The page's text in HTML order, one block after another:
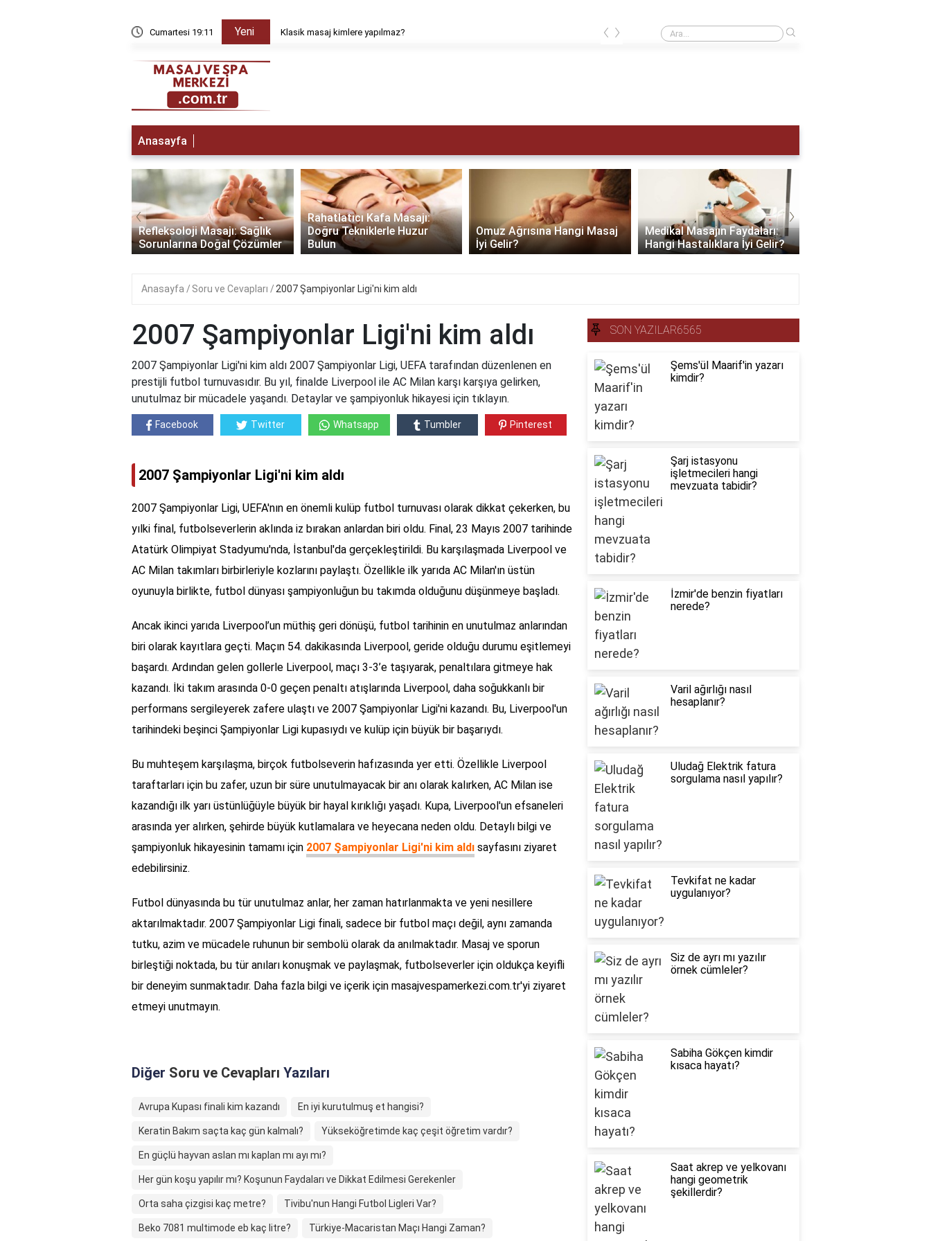
Cumartesi 19:11 Yeni Klasik masaj kimlere yapılmaz? Adet hemen nasıl sökülür?
‹ ›
Anasayfa
Refleksoloji Masajı: Sağlık
Sorunlarına Doğal Çözümler
Rahatlatıcı Kafa Masajı:
Doğru Tekniklerle Huzur
Bulun
Omuz Ağrısına Hangi Masaj
İyi Gelir?
Medikal Masajın Faydaları:
Hangi Hastalıklara İyi Gelir?
‹ ›
Anasayfa Soru ve Cevapları 2007 Şampiyonlar Ligi'ni kim aldı
2007 Şampiyonlar Ligi'ni kim aldı
2007 Şampiyonlar Ligi'ni kim aldı 2007 Şampiyonlar Ligi, UEFA tarafından düzenlenen en
prestijli futbol turnuvasıdır. Bu yıl, finalde Liverpool ile AC Milan karşı karşıya gelirken,
unutulmaz bir mücadele yaşandı. Detaylar ve şampiyonluk hikayesi için tıklayın.
Facebook Twitter Whatsapp Tumbler Pinterest
2007 Şampiyonlar Ligi'ni kim aldı
2007 Şampiyonlar Ligi, UEFA'nın en önemli kulüp futbol turnuvası olarak dikkat çekerken, bu
yılki final, futbolseverlerin aklında iz bırakan anlardan biri oldu. Final, 23 Mayıs 2007 tarihinde
Atatürk Olimpiyat Stadyumu'nda, İstanbul'da gerçekleştirildi. Bu karşılaşmada Liverpool ve
AC Milan takımları birbirleriyle kozlarını paylaştı. Özellikle ilk yarıda AC Milan'ın üstün
oyunuyla birlikte, futbol dünyası şampiyonluğun bu takımda olduğunu düşünmeye başladı.
Ancak ikinci yarıda Liverpool’un müthiş geri dönüşü, futbol tarihinin en unutulmaz anlarından
biri olarak kayıtlara geçti. Maçın 54. dakikasında Liverpool, geride olduğu durumu eşitlemeyi
başardı. Ardından gelen gollerle Liverpool, maçı 3-3’e taşıyarak, penaltılara gitmeye hak
kazandı. İki takım arasında 0-0 geçen penaltı atışlarında Liverpool, daha soğukkanlı bir
performans sergileyerek zafere ulaştı ve 2007 Şampiyonlar Ligi'ni kazandı. Bu, Liverpool'un
tarihindeki beşinci Şampiyonlar Ligi kupasıydı ve kulüp için büyük bir başarıydı.
Bu muhteşem karşılaşma, birçok futbolseverin hafızasında yer etti. Özellikle Liverpool
taraftarları için bu zafer, uzun bir süre unutulmayacak bir anı olarak kalırken, AC Milan ise
kazandığı ilk yarı üstünlüğüyle büyük bir hayal kırıklığı yaşadı. Kupa, Liverpool'un efsaneleri
arasında yer alırken, şehirde büyük kutlamalara ve heyecana neden oldu. Detaylı bilgi ve
şampiyonluk hikayesinin tamamı için 2007 Şampiyonlar Ligi'ni kim aldı sayfasını ziyaret
edebilirsiniz.
Futbol dünyasında bu tür unutulmaz anlar, her zaman hatırlanmakta ve yeni nesillere
aktarılmaktadır. 2007 Şampiyonlar Ligi finali, sadece bir futbol maçı değil, aynı zamanda
tutku, azim ve mücadele ruhunun bir sembolü olarak da anılmaktadır. Masaj ve sporun
birleştiği noktada, bu tür anıları konuşmak ve paylaşmak, futbolseverler için oldukça keyifli
bir deneyim sunmaktadır. Daha fazla bilgi ve içerik için masajvespamerkezi.com.tr'yi ziyaret
etmeyi unutmayın.
Diğer Soru ve Cevapları Yazıları
Avrupa Kupası finali kim kazandı En iyi kurutulmuş et hangisi?
Keratin Bakım saçta kaç gün kalmalı? Yükseköğretimde kaç çeşit öğretim vardır?
En güçlü hayvan aslan mı kaplan mı ayı mı?
Her gün koşu yapılır mı? Koşunun Faydaları ve Dikkat Edilmesi Gerekenler
Orta saha çizgisi kaç metre? Tivibu'nun Hangi Futbol Ligleri Var?
Beko 7081 multimode eb kaç litre? Türkiye-Macaristan Maçı Hangi Zaman?
SON YAZILAR6565
Şems'ül Maarif'in yazarı
kimdir?
Şarj istasyonu
işletmecileri hangi
mevzuata tabidir?
İzmir'de benzin fiyatları
nerede?
Varil ağırlığı nasıl
hesaplanır?
Uludağ Elektrik fatura
sorgulama nasıl yapılır?
Tevkifat ne kadar
uygulanıyor?
Siz de ayrı mı yazılır
örnek cümleler?
Sabiha Gökçen kimdir
kısaca hayatı?
Saat akrep ve yelkovanı
hangi geometrik
şekillerdir?